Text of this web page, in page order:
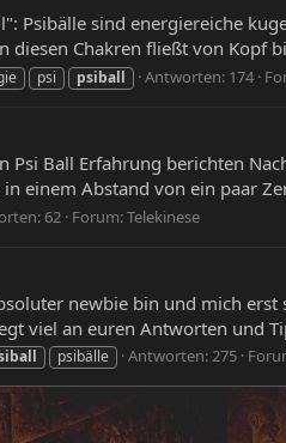
Psibälle sind energiereiche
diesen Chakren fließt von Kopf
psi psiball Antworten: 174
Ball Erfahrung berichten
einem Abstand von ein paar
62 Forum:Telekinese
newbie bin und mich
viel an euren Antworten und
psibälle Antworten: 275